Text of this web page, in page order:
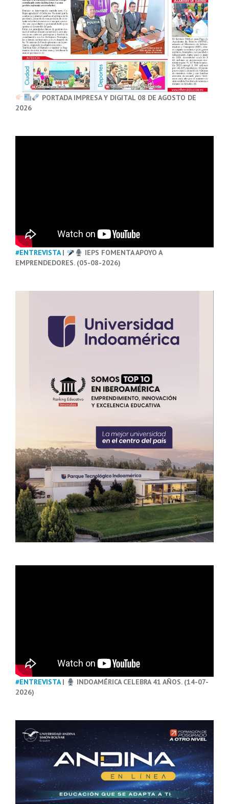
PORTADA IMPRESA Y DIGITAL 08 DE AGOSTO DE
2026
#ENTREVISTA|
IEPS FOMENTA APOYO A
EMPRENDEDORES. (05-08-2026)
#ENTREVISTA|
INDOAMÉRICA CELEBRA 41 AÑOS. (14-07-
2026)